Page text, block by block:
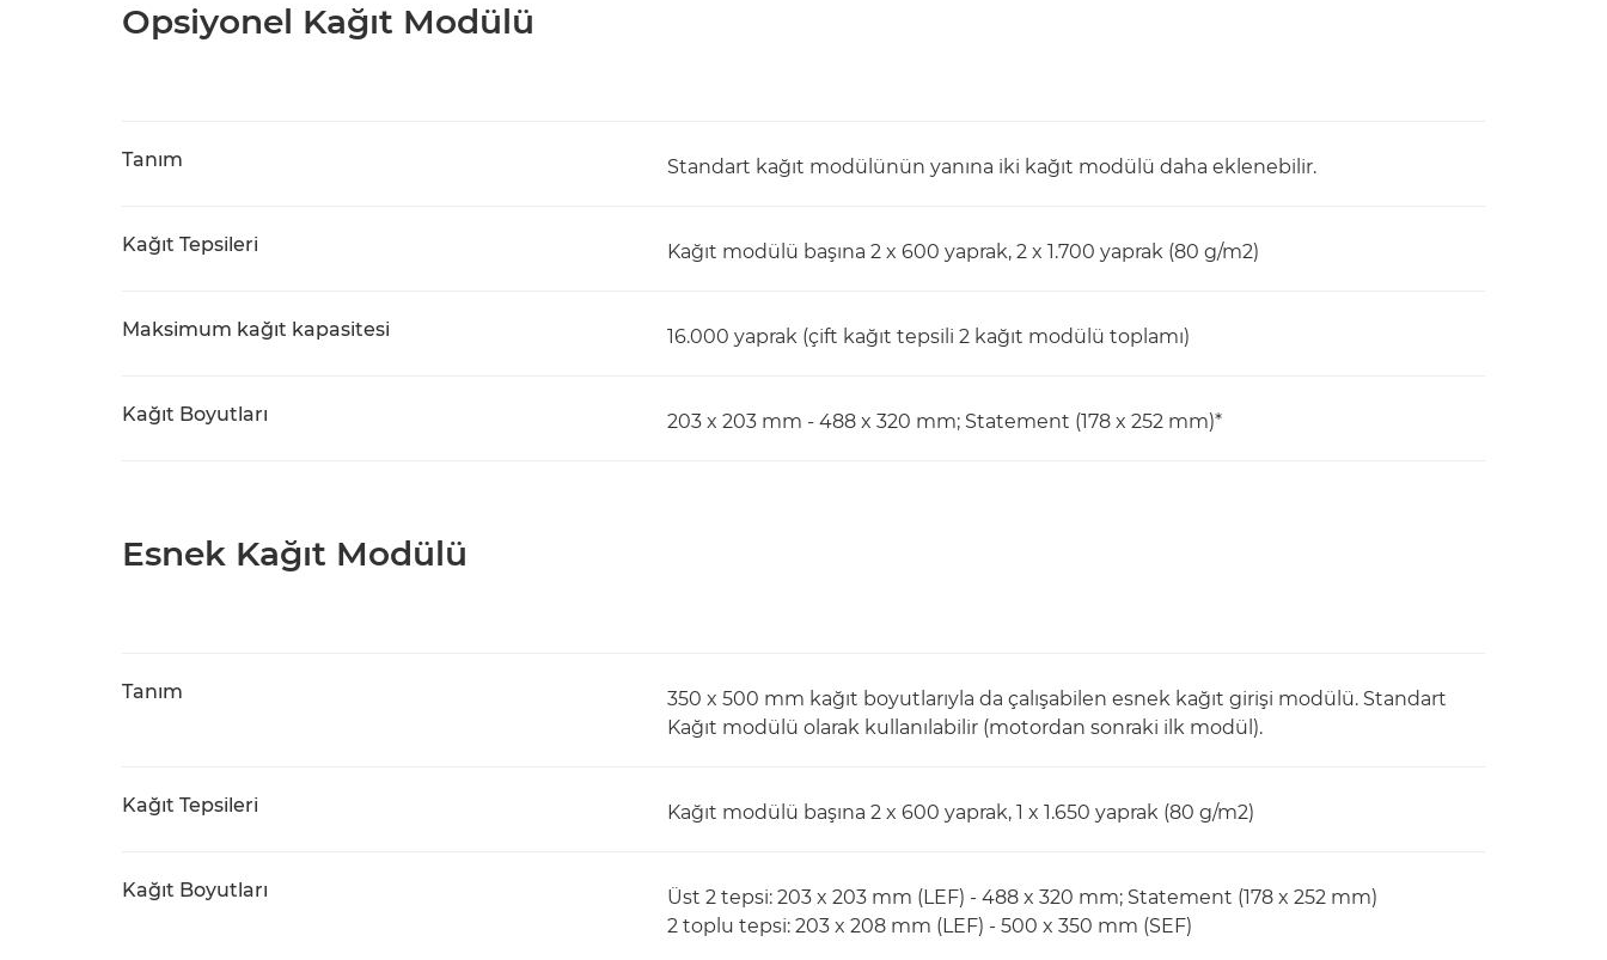
Opsiyonel Kağıt Modülü
Tanım Standart kağıt modülünün yanına iki kağıt modülü daha eklenebilir.
Kağıt Tepsileri Kağıt modülü başına 2 x 600 yaprak, 2 x 1.700 yaprak (80 g/m2)
Maksimum kağıt kapasitesi 16.000 yaprak (çift kağıt tepsili 2 kağıt modülü toplamı)
Kağıt Boyutları 203 x 203 mm - 488 x 320 mm; Statement (178 x 252 mm)*
Esnek Kağıt Modülü
Tanım
350 x 500 mm kağıt boyutlarıyla da çalışabilen esnek kağıt girişi modülü. Standart
Kağıt modülü olarak kullanılabilir (motordan sonraki ilk modül).
Kağıt Tepsileri Kağıt modülü başına 2 x 600 yaprak, 1 x 1.650 yaprak (80 g/m2)
Kağıt Boyutları
Üst 2 tepsi: 203 x 203 mm (LEF) - 488 x 320 mm; Statement (178 x 252 mm)
2 toplu tepsi: 203 x 208 mm (LEF) - 500 x 350 mm (SEF)